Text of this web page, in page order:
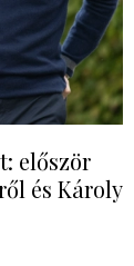
először
és Károly